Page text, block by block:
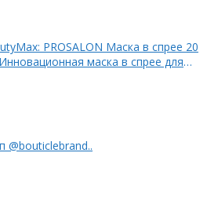
PROSALON Маска в спрее 20
маска в спрее для
@bouticlebrand..